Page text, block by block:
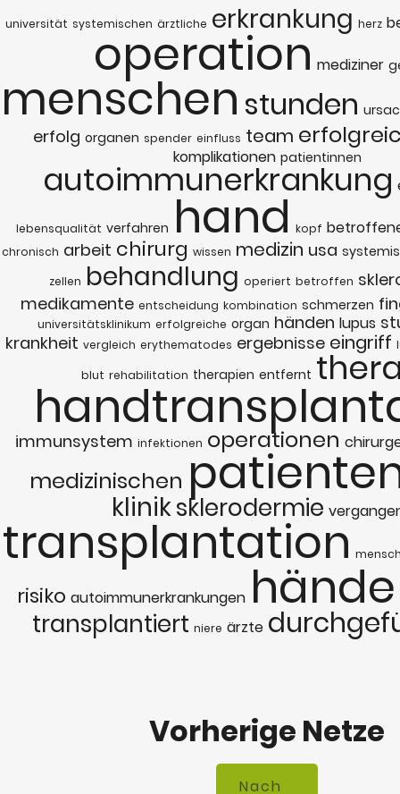
universität systemischen ärztliche erkrankung herz
operation mediziner
menschen stunden
erfolg organen spender einfluss team
komplikationen patientinnen
autoimmunerkrankung
lebensqualität verfahren hand kopf
chronisch arbeit chirurg wissen medizin usa
zellen behandlung operiert betroffen
medikamente entscheidung kombination schmerzen
universitätsklinikum erfolgreiche organ händen lupus
krankheit vergleich erythematodes ergebnisse eingriff
blut rehabilitation therapien entfernt
immunsystem infektionen operationen
medizinischen
kliniksklerodermie
transplantation
risiko autoimmunerkrankungen hände
transplantiert niere ärzte
Vorherige Netze